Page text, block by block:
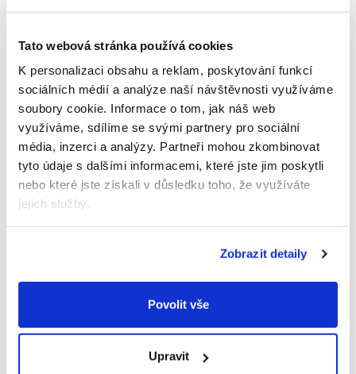
Tato webová stránka používá cookies
K personalizaci obsahu a reklam, poskytování funkcí
sociálních médií a analýze naší návštěvnosti využíváme
soubory cookie. Informace o tom, jak náš web
využíváme, sdílíme se svými partnery pro sociální
média, inzerci a analýzy. Partneři mohou zkombinovat
tyto údaje s dalšími informacemi, které jste jim poskytli
nebo které jste získali v důsledku toho, že využíváte
jejich služby.
Zobrazit detaily
Povolit vše
Upravit
hvězdiček.
hvězdiček.
Melta Čekafé směs (120
4,8
hvězdiček.
cena:
Detailní popis produktu
Přírodní cereální nápoj v kapslích ze 100% BIO